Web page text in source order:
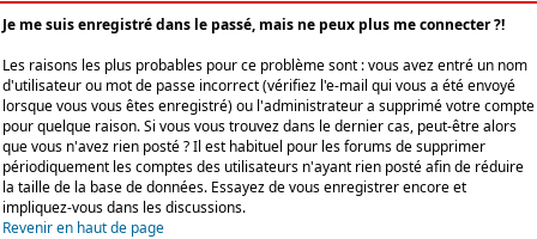
Je me suis enregistré dans le passé, mais ne peux plus me connecter ?!
Les raisons les plus probables pour ce problème sont : vous avez entré un nom
d'utilisateur ou mot de passe incorrect (vérifiez l'e-mail qui vous a été envoyé
lorsque vous vous êtes enregistré) ou l'administrateur a supprimé votre compte
pour quelque raison. Si vous vous trouvez dans le dernier cas, peut-être alors
que vous n'avez rien posté ? Il est habituel pour les forums de supprimer
périodiquement les comptes des utilisateurs n'ayant rien posté afin de réduire
la taille de la base de données. Essayez de vous enregistrer encore et
impliquez-vous dans les discussions.
Revenir en haut de page